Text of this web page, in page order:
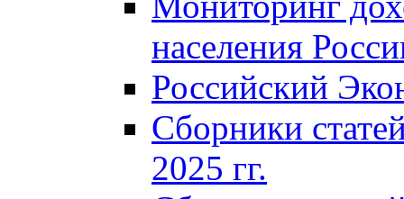
населения
Российский
Сборники
2025 гг.